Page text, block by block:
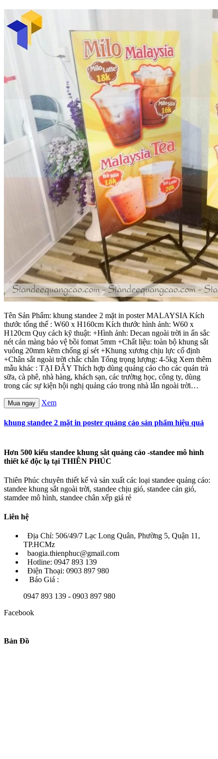
Tên Sản Phẩm: khung standee 2 mặt in poster MALAYSIA Kích
thước tổng thể : W60 x H160cm Kích thước hình ảnh: W60 x
H120cm Quy cách kỹ thuật: +Hình ảnh: Decan ngoài trời in ấn sắc
nét cán màng bảo vệ bồi fomat 5mm +Chất liệu: toàn bộ khung sắt
vuông 20mm kẽm chống gỉ sét +Khung xương chịu lực cố định
+Chân sắt ngoài trời chắc chắn Tổng trọng lượng: 4-5kg Xem thêm
mẫu khác : TẠI ĐÂY Thích hợp dùng quảng cáo cho các quán trà
sữa, cà phê, nhà hàng, khách sạn, các trường học, công ty, dùng
trong các sự kiện hội nghị quảng cáo trong nhà lẫn ngoài trời…
Mua ngay Xem
khung standee 2 mặt in poster quảng cáo sản phẩm hiệu quả
Hơn 500 kiểu standee khung sắt quảng cáo -standee mô hình
thiết kế độc lạ tại THIÊN PHÚC
Thiên Phúc chuyên thiết kế và sản xuất các loại standee quảng cáo:
standee khung sắt ngoài trời, standee chịu gió, standee cản gió,
stamdee mô hình, standee chân xếp giá rẻ
Liên hệ
Địa Chỉ: 506/49/7 Lạc Long Quân, Phường 5, Quận 11,
TP.HCMz
baogia.thienphuc@gmail.com
Hotline: 0947 893 139
Điện Thoại: 0903 897 980
Báo Giá :
0947 893 139 - 0903 897 980
Facebook
Bản Đồ